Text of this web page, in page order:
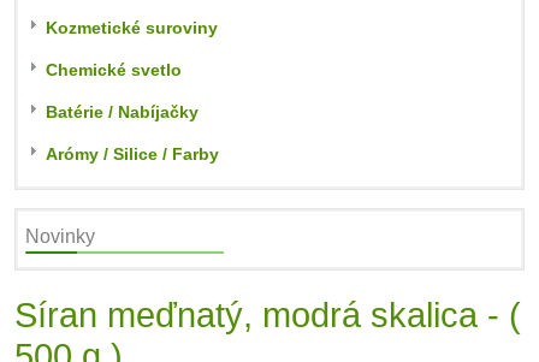
Kozmetické suroviny
Chemické svetlo
Batérie / Nabíjačky
Arómy / Silice / Farby
Novinky
Síran meďnatý, modrá skalica - (